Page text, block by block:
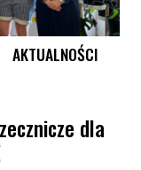
AKTUALNOŚCI
dla